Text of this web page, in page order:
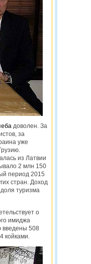
доволен. За
за
уже
из Латвии
2 млн 150
период 2015
стран. Доход
туризма
о
имиджа
введены 508
койками.